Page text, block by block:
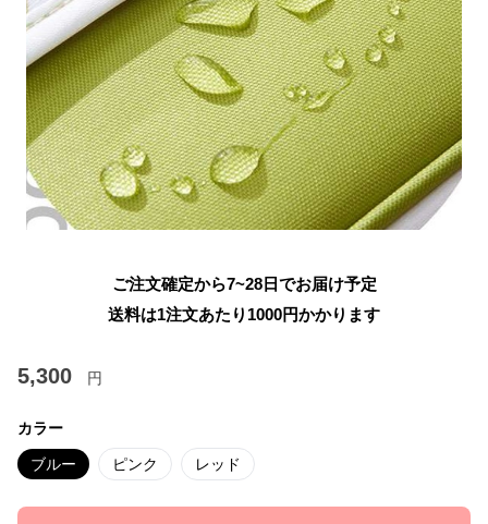
ご注文確定から7~28日でお届け予定
送料は1注文あたり 1000円かかります
5,300 円
カラー
ブルー ピンク レッド